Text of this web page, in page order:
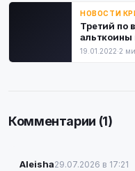
НОВОСТИ
Третий по
альткоины
19.01.2022·2
Комментарии (1)
Aleisha29.07.2026 в 17:21